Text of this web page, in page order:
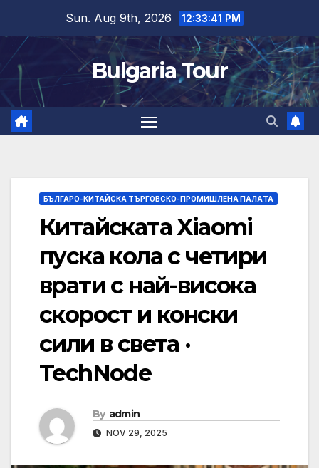
content
Sun. Aug 9th, 2026 12:33:42 PM
Bulgaria Tour
БЪЛГАРО-КИТАЙСКА ТЪРГОВСКО-ПРОМИШЛЕНА ПАЛAТА
Китайската Xiaomi
пуска кола с четири
врати с най-висока
скорост и конски
сили в света ·
TechNode
By admin
NOV 29, 2025